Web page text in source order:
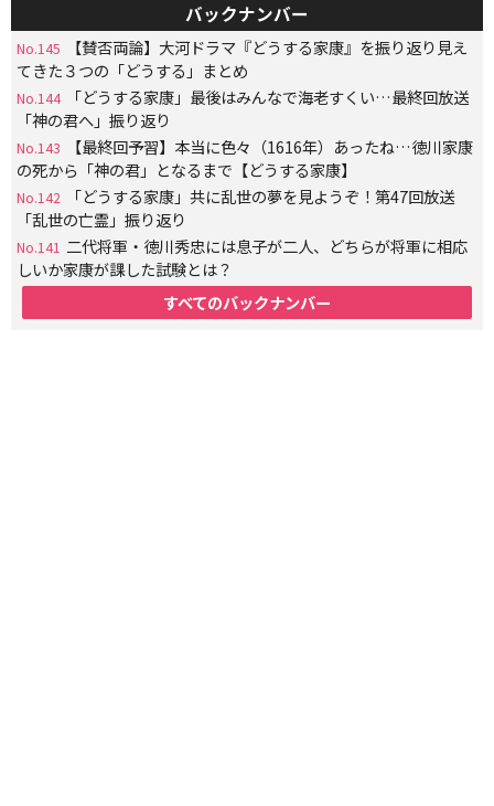
バックナンバー
No.145
【賛否両論】大河ドラマ『どうする家康』を振り返り見え
てきた３つの「どうする」まとめ
No.144
「どうする家康」最後はみんなで海老すくい…最終回放送
「神の君へ」振り返り
No.143
【最終回予習】本当に色々（1616年）あったね…徳川家康
の死から「神の君」となるまで【どうする家康】
No.142
「どうする家康」共に乱世の夢を見ようぞ！第47回放送
「乱世の亡霊」振り返り
No.141 二代将軍・徳川秀忠には息子が二人、どちらが将軍に相応
しいか家康が課した試験とは？
すべてのバックナンバー